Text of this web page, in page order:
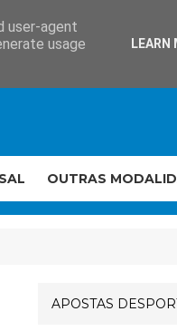
OUTRAS
APOSTAS
user-agent
usage
LEARN